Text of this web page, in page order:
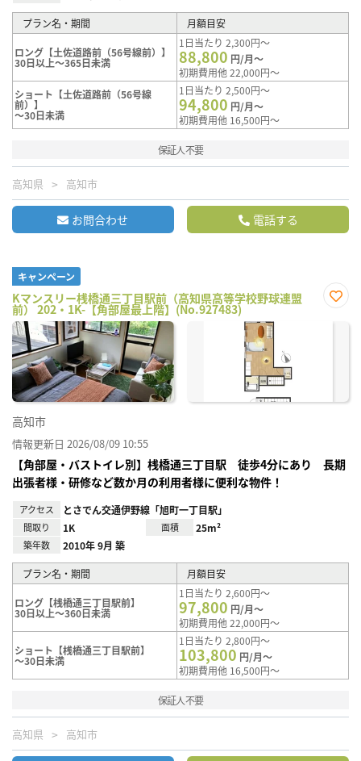
プラン名・期間 月額目安
ロング【土佐道路前（56号線前）】
30日以上～365日未満
1日当たり 2,300円～
88,800 円/月～
初期費用他 22,000円～
ショート【土佐道路前（56号線
前）】
～30日未満
1日当たり 2,500円～
94,800 円/月～
初期費用他 16,500円～
保証人不要
高知県 高知市
お問合わせ 電話する
キャンペーン
Kマンスリー桟橋通三丁目駅前（高知県高等学校野球連盟
前） 202・1K-【角部屋最上階】(No.927483)
に入
高知市
情報更新日 2026/08/09 10:55
【角部屋・バストイレ別】桟橋通三丁目駅 徒歩4分にあり 長期
出張者様・研修など数か月の利用者様に便利な物件！
アクセス とさでん交通伊野線「旭町一丁目駅」
間取り 1K 面積 25m²
築年数 2010年 9月 築
プラン名・期間 月額目安
ロング【桟橋通三丁目駅前】
30日以上～360日未満
1日当たり 2,600円～
97,800 円/月～
初期費用他 22,000円～
ショート【桟橋通三丁目駅前】
～30日未満
1日当たり 2,800円～
103,800 円/月～
初期費用他 16,500円～
保証人不要
高知県 高知市